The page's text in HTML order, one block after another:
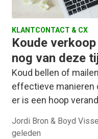
KLANTCONTACT & CX
Koude
nog van deze
Koud bellen of
effectieve manieren
er is een hoop
Jordi Bron & Boyd
geleden